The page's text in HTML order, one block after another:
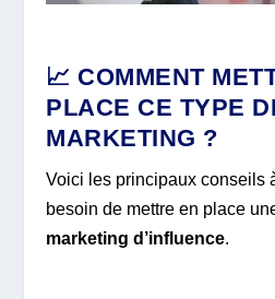
📈 COMMENT
PLACE CE TYPE
MARKETING ?
Voici les principaux conseils
besoin de mettre en place
marketing d’influence.